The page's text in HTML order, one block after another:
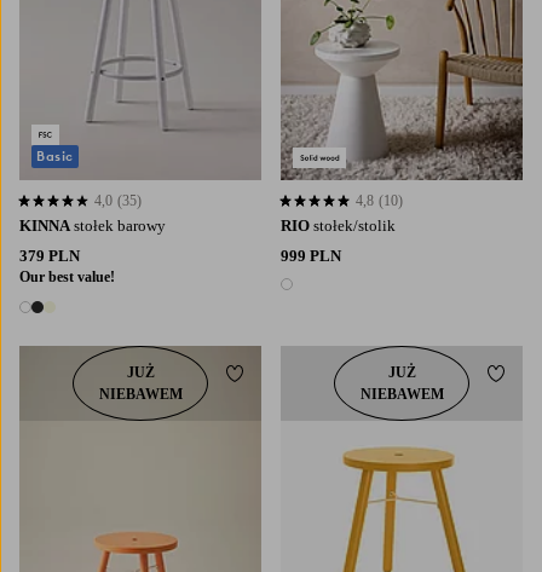
KINNA stołek barowy
379 PLN
Our best value!
3 kolory
4,0 opierając się na 35 ocenach
4,0 (35)
Basic
RIO stołek/stolik
999 PLN
1 kolor
4,8 opierając się na 10 ocenach
4,8 (10)
JUŻ
NIEBAWEM
Dodaj do ulubionychJUŻ
NIEBAWEM